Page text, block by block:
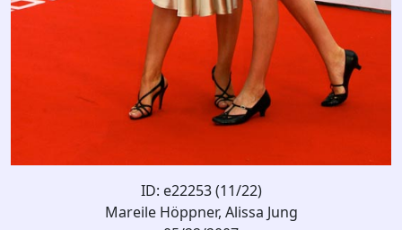
ID: e22253 (11/22)
Mareile Höppner, Alissa Jung